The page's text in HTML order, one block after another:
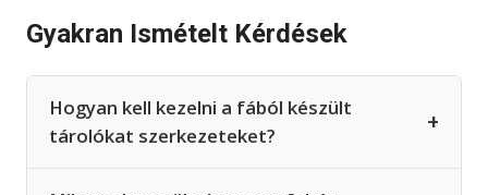
Gyakran Ismételt Kérdések
Hogyan kell kezelni a fából készült
tárolókat szerkezeteket?
+